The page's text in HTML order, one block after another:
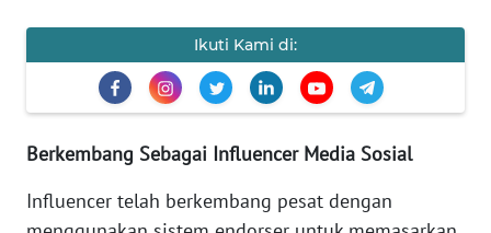
Ikuti Kami di:
Berkembang Sebagai Influencer Media Sosial
Influencer telah berkembang pesat dengan
INFO
TENTANG
KAMI
PEDOMAN